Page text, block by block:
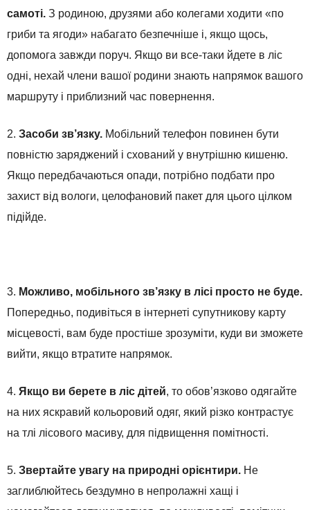
самоті. З родиною, друзями або колегами ходити «по
гриби та ягоди» набагато безпечніше і, якщо щось,
допомога завжди поруч. Якщо ви все-таки йдете в ліс
одні, нехай члени вашої родини знають напрямок вашого
маршруту і приблизний час повернення.
2. Засоби зв’язку. Мобільний телефон повинен бути
повністю заряджений і схований у внутрішню кишеню.
Якщо передбачаються опади, потрібно подбати про
захист від вологи, целофановий пакет для цього цілком
підійде.
3. Можливо, мобільного зв’язку в лісі просто не буде.
Попередньо, подивіться в інтернеті супутникову карту
місцевості, вам буде простіше зрозуміти, куди ви зможете
вийти, якщо втратите напрямок.
4. Якщо ви берете в ліс дітей, то обов’язково одягайте
на них яскравий кольоровий одяг, який різко контрастує
на тлі лісового масиву, для підвищення помітності.
5. Звертайте увагу на природні орієнтири. Не
заглиблюйтесь бездумно в непролажні хащі і